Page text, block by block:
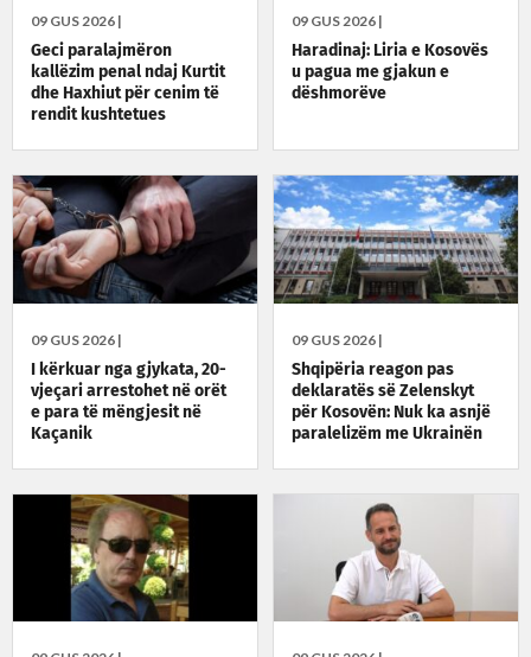
09 GUS 2026 |
Geci paralajmëron
kallëzim penal ndaj Kurtit
dhe Haxhiut për cenim të
rendit kushtetues
09 GUS 2026 |
Haradinaj: Liria e Kosovës
u pagua me gjakun e
dëshmorëve
09 GUS 2026 |
I kërkuar nga gjykata, 20-
vjeçari arrestohet në orët
e para të mëngjesit në
Kaçanik
09 GUS 2026 |
Shqipëria reagon pas
deklaratës së Zelenskyt
për Kosovën: Nuk ka asnjë
paralelizëm me Ukrainën